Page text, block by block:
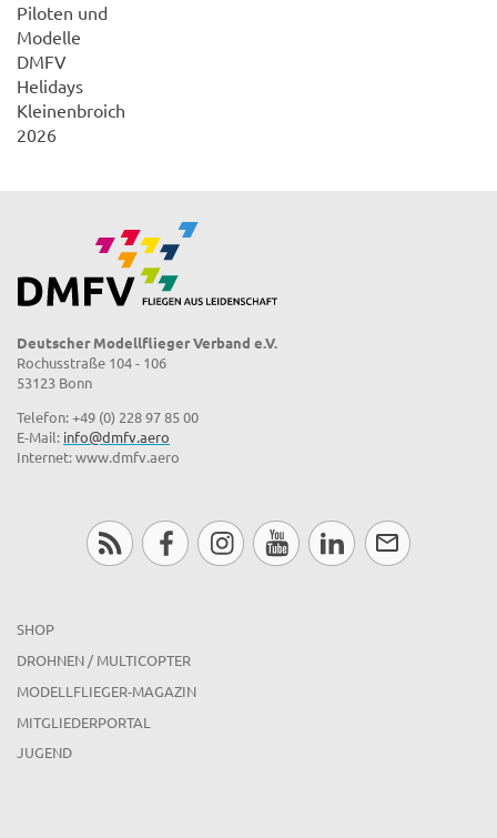
Piloten und
Modelle
DMFV
Helidays
Kleinenbroich
2026
Deutscher Modellflieger Verband e.V.
Rochusstraße 104 - 106
53123 Bonn
Telefon: +49 (0) 228 97 85 00
E-Mail: info@dmfv.aero
Internet: www.dmfv.aero
SHOP
DROHNEN / MULTICOPTER
MODELLFLIEGER-MAGAZIN
MITGLIEDERPORTAL
JUGEND